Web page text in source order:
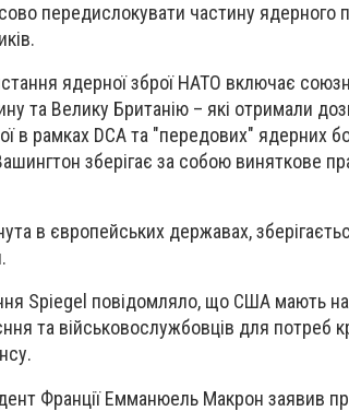
передислокувати частину ядерного
ядерної зброї НАТО включає
та Велику Британію – які отримали
в рамках DCA та "передових" ядерних
зберігає за собою виняткове
в європейських державах,
Spiegel повідомляло, що США мають
та військовослужбовців для потреб
Франції Емманюель Макрон заявив